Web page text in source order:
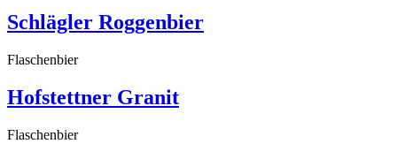
Schlägler Roggenbier
Flaschenbier
Hofstettner Granit
Flaschenbier